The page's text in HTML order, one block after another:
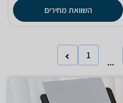
השוואת מחירים
1
...